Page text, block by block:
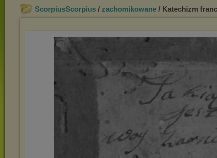
ScorpiusScorpius / zachomikowane / Katechizm